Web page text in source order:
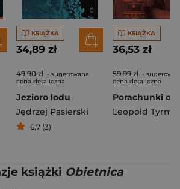
KSIĄŻKA
34,89 zł
49,90 zł - sugerowana
cena detaliczna
Jezioro lodu
Jędrzej Pasierski
6,7 (3)
KSIĄŻKA
36,53 zł
59,99 zł -
cena detaliczna
Leopold
książki Obietnica